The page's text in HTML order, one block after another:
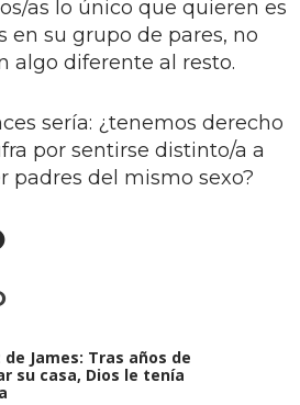
as lo único que quieren es
en su grupo de pares, no
algo diferente al resto.
sería: ¿tenemos derecho
por sentirse distinto/a a
padres del mismo sexo?
James: Tras años de
su casa, Dios le tenía